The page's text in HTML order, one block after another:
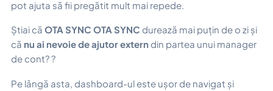
pot ajuta să fii pregătit mult mai repede.
Știai că OTA SYNC OTA SYNC durează mai puțin de o zi și
că nu ai nevoie de ajutor extern din partea unui manager
de cont? ?
Pe lângă asta, dashboard-ul este ușor de navigat și